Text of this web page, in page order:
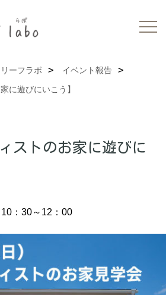
ーフラボ
イベント報告
に遊びにいこう】
ストのお家に遊びに
：30～12：00